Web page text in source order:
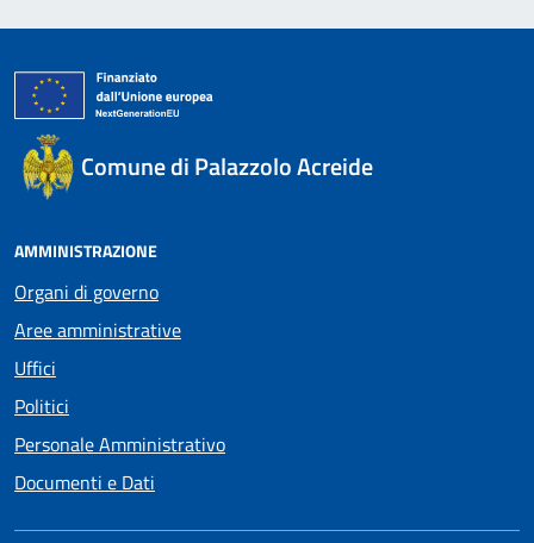
Comune di Palazzolo Acreide
AMMINISTRAZIONE
Organi di governo
Aree amministrative
Uffici
Politici
Personale Amministrativo
Documenti e Dati